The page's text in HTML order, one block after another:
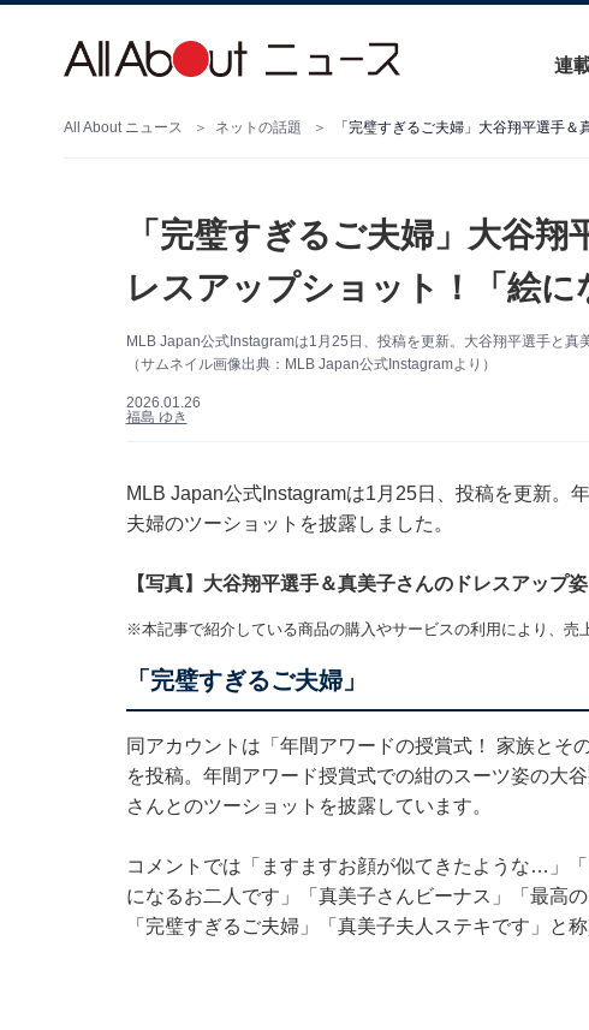
連
All About ニュース ネットの話題 「完璧すぎるご夫婦」大谷翔平選手
「完璧すぎるご夫婦」大谷
レスアップショット！「絵に
MLB Japan公式Instagramは1月25日、投稿を更新。大谷翔平選手と真
（サムネイル画像出典：MLB Japan公式Instagramより）
2026.01.26
福島 ゆき
MLB Japan公式Instagramは1月25日、投稿を更新。
夫婦のツーショットを披露しました。
【写真】大谷翔平選手＆真美子さんのドレスアップ姿
※本記事で紹介している商品の購入やサービスの利用により、売
「完璧すぎるご夫婦」
同アカウントは「年間アワードの授賞式！ 家族とそ
を投稿。年間アワード授賞式での紺のスーツ姿の大
さんとのツーショットを披露しています。
コメントでは「ますますお顔が似てきたような…」
になるお二人です」「真美子さんビーナス」「最高
「完璧すぎるご夫婦」「真美子夫人ステキです」と